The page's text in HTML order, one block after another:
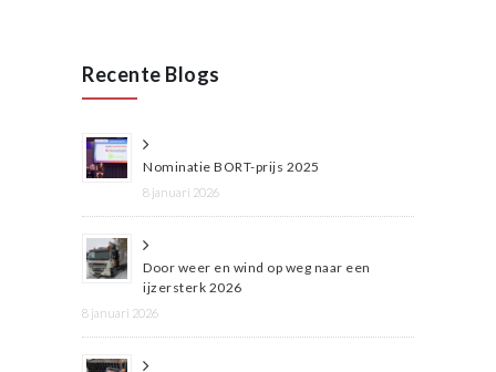
Recente Blogs
Nominatie BORT-prijs 2025
8 januari 2026
Door weer en wind op weg naar een
ijzersterk 2026
8 januari 2026